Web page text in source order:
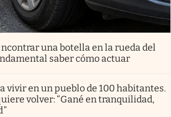
una botella en la rueda del
saber cómo actuar
vivir en un pueblo de 100 habitantes.
volver: “Gané en tranquilidad,